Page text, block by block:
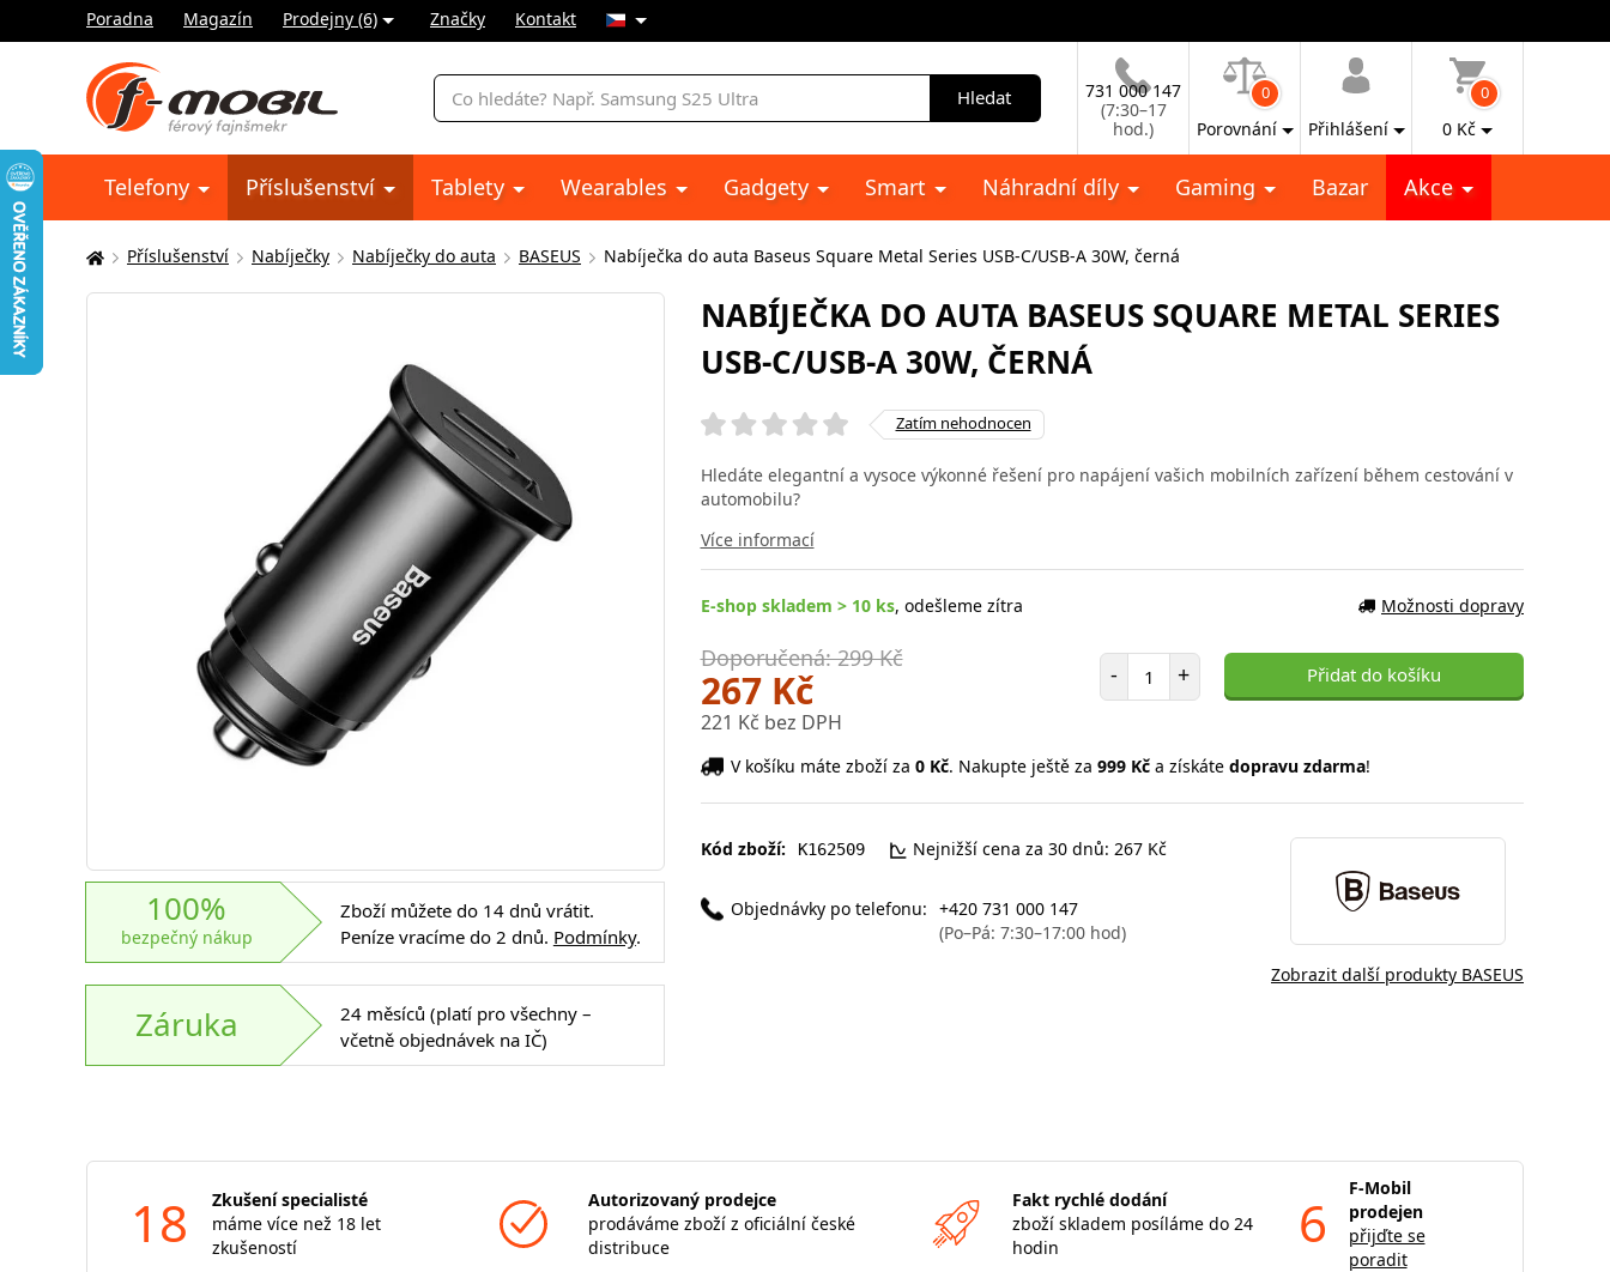
Poradna Magazín Prodejny (6) Značky Kontakt
Vyhledávání
Hledat
731 000 147
(7:30–17
hod.)
0
Porovnání Přihlášení
0
0 Kč
Telefony Příslušenství Tablety Wearables Gadgety Smart Náhradní díly Gaming Bazar Akce
Zde
se
Příslušenství Nabíječky Nabíječky do auta BASEUS Nabíječka do auta Baseus Square Metal Series USB-C/USB-A 30W, černá
100%
bezpečný nákup
Zboží můžete do 14 dnů vrátit.
Peníze vracíme do 2 dnů. Podmínky.
Záruka
24 měsíců (platí pro všechny –
včetně objednávek na IČ)
NABÍJEČKA DO AUTA BASEUS SQUARE METAL SERIES
USB-C/USB-A 30W, ČERNÁ
Zatím nehodnocen
Hledáte elegantní a vysoce výkonné řešení pro napájení vašich mobilních zařízení během cestování v
automobilu?
Více informací
E-shop skladem > 10 ks, odešleme zítra Možnosti dopravy
Doporučená: 299 Kč
267 Kč
221 Kč bez DPH
- Počet položek
+ Přidat do košíku
V košíku máte zboží za 0 Kč. Nakupte ještě za 999 Kča získáte dopravu zdarma!
Kód zboží: K162509 Nejnižší cena za 30 dnů: 267 Kč
Objednávky po telefonu: +420 731 000 147
(Po–Pá: 7:30–17:00 hod)
Zobrazit další produkty BASEUS
18
Zkušení specialisté
máme více než 18 let
zkušeností
Autorizovaný prodejce
prodáváme zboží z oficiální české
distribuce
Fakt rychlé dodání
zboží skladem posíláme do 24
hodin
6
F-Mobil
prodejen
přijďte se
poradit